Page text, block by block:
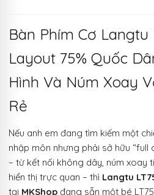
Bàn Phím Cơ Langtu
Layout 75% Quốc
Hình Và Núm Xoay
Rẻ
Nếu anh em đang tìm kiếm một
nhập môn nhưng phải sở hữu “full
– từ kết nối không dây, núm xoay
hiển thị trực quan – thì Langtu
tại MKShop đang sẵn một bé